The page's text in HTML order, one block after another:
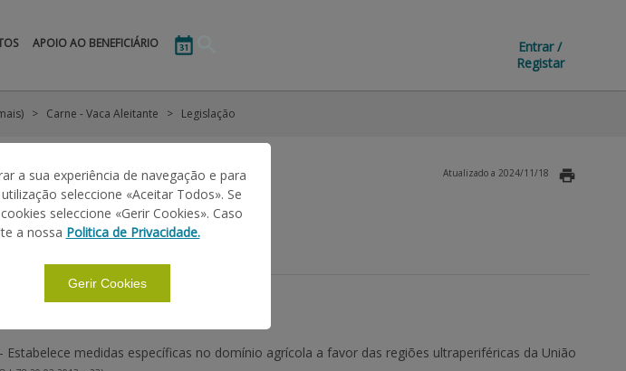
APOIO AO BENEFICIÁRIO
Entrar /
Registar
Carne - Vaca Aleitante Legislação
Atualizado a 2024/11/18
Estabelece medidas específicas no domínio agrícola a favor das regiões ultraperiféricas da União
a sua experiência de navegação e para
seleccione «Aceitar Todos». Se
seleccione «Gerir Cookies». Caso
a nossa Politica de Privacidade.
Gerir Cookies